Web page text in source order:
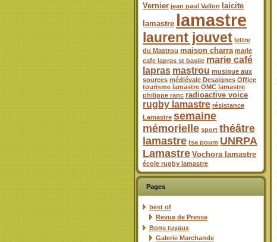
Vernier jean paul Vallon
laicite
lamastre lamastre
laurent jouvet lettre
du Mastrou maison charra marie
cafe lapras st basile marie café
lapras mastrou musique aux
sources médiévale Desaignes Office
tourisme lamastre OMC lamastre
philippe ranc radioactive voice
rugby lamastre résistance
Lamastre semaine
mémorielle sport théâtre
lamastre tsa poum UNRPA
Lamastre Vochora lamastre
école rugby lamastre
Pages
best of
Revue de Presse
Bons tuyaux
Galerie Marchande